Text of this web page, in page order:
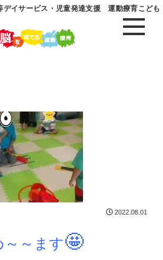
デイサービス・児童発達支援 運動療育こども
2022.08.01
～～ます🤩